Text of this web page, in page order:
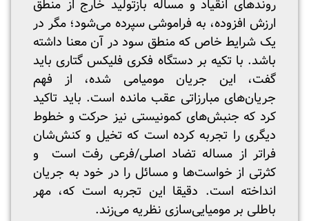
روند‌های انقیاد و مساله بازتولید خارج از منطق
ارزش افزوده، به فراموشی سپرده می‌شود؛ مگر در
یک شرایط خاص که منطق سود در آن معنا داشته
باشد. با تکیه بر دستگاه فکری فلیکس گتاری باید
گفت، این جریان مومیامی شده، از فهم
جریان‌های مبارزاتی عقب مانده است. باید تاکید
کرد که جنبش‌های کمونیستی نیز حرکت و خطوط
دیگری را تجربه کرده است که تخیل و کنش‌شان
فراتر از مساله تضاد اصلی/فرعی رفت است و
کثرتی از خواست‌ها و مسائل را در خود به جریان
انداخته‌ است. دقیقا این تجربه است که، مهر
باطلی بر مومیایی‌سازی نظریه می‌زند.